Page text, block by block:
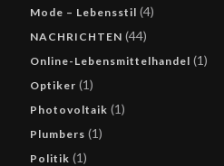
Mode – Lebensstil (4)
NACHRICHTEN (44)
Online-Lebensmittelhandel (1)
Optiker (1)
Photovoltaik (1)
Plumbers (1)
Politik (1)